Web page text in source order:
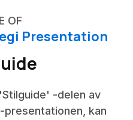
OF
Presentation
-delen av
kan